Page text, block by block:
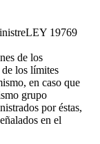
LEY 19769
de los
los límites
en caso que
grupo
por éstas,
en el